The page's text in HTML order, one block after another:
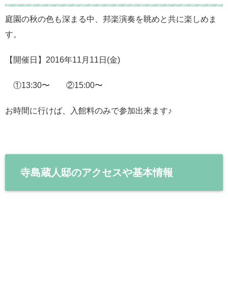
庭園の秋の色も深まる中、邦楽演奏を眺めと共に楽しめま
す。
【開催日】2016年11月11日(金)
①13:30〜 ②15:00〜
お時間に行けば、入館料のみで参加出来ます♪
寺島蔵人邸のアクセスや基本情報